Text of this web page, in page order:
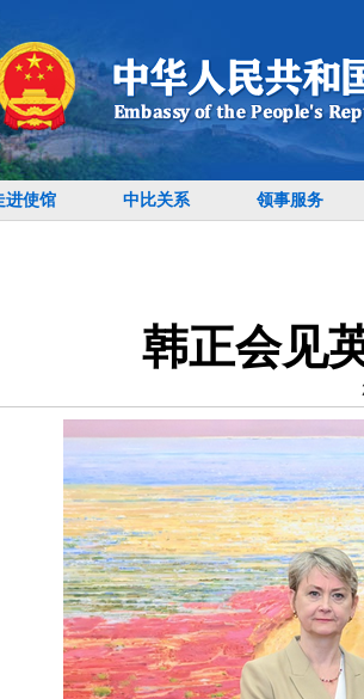
进使馆 中比关系 领事服务
韩正会见